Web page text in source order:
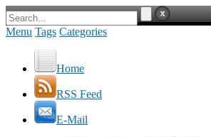
Menu Tags Categories
Home
RSS Feed
E-Mail